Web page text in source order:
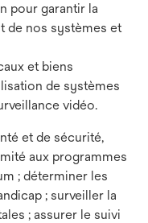
pour garantir la
de nos systèmes et
et biens
de systèmes
vidéo.
et de sécurité,
aux programmes
; déterminer les
; surveiller la
; assurer le suivi